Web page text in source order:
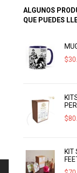
ALGUNOS
QUE PUEDES
$
$
KIT